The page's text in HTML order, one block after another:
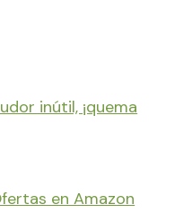
inútil, ¡quema
en Amazon